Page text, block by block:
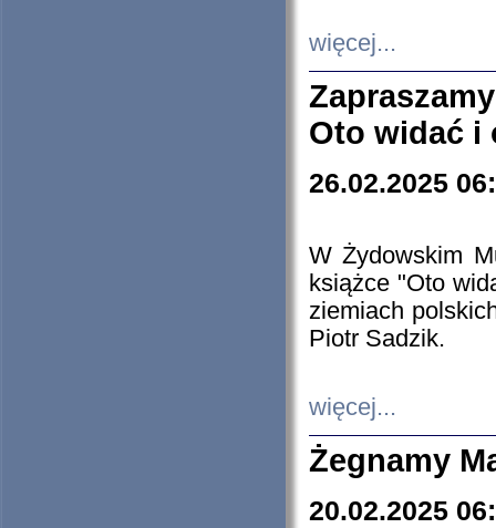
więcej...
Oto widać i
26.02.2025
W Żydowskim
książce "Oto
ziemiach
Piotr Sadzik.
więcej...
Żegnamy
20.02.2025